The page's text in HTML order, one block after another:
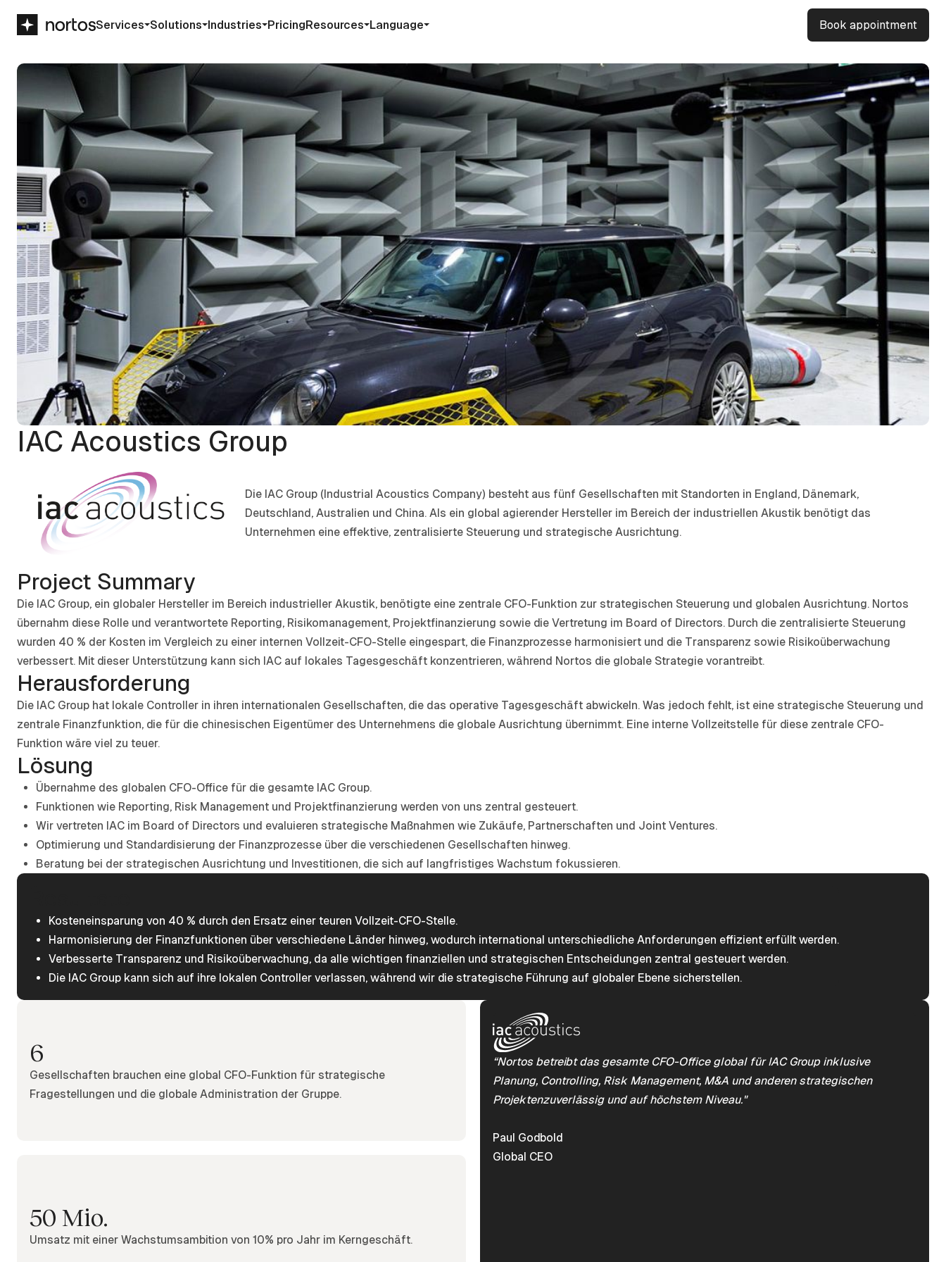
Services Solutions Industries PricingResources Language Book appointment
IAC Acoustics Group
Die IAC Group (Industrial Acoustics Company) besteht aus fünf Gesellschaften mit Standorten in England, Dänemark,
Deutschland, Australien und China. Als ein global agierender Hersteller im Bereich der industriellen Akustik benötigt das
Unternehmen eine effektive, zentralisierte Steuerung und strategische Ausrichtung.
Project Summary
Die IAC Group, ein globaler Hersteller im Bereich industrieller Akustik, benötigte eine zentrale CFO-Funktion zur strategischen Steuerung und globalen Ausrichtung. Nortos
übernahm diese Rolle und verantwortete Reporting, Risikomanagement, Projektfinanzierung sowie die Vertretung im Board of Directors. Durch die zentralisierte Steuerung
wurden 40 % der Kosten im Vergleich zu einer internen Vollzeit-CFO-Stelle eingespart, die Finanzprozesse harmonisiert und die Transparenz sowie Risikoüberwachung
verbessert. Mit dieser Unterstützung kann sich IAC auf lokales Tagesgeschäft konzentrieren, während Nortos die globale Strategie vorantreibt.
Herausforderung
Die IAC Group hat lokale Controller in ihren internationalen Gesellschaften, die das operative Tagesgeschäft abwickeln. Was jedoch fehlt, ist eine strategische Steuerung und
zentrale Finanzfunktion, die für die chinesischen Eigentümer des Unternehmens die globale Ausrichtung übernimmt. Eine interne Vollzeitstelle für diese zentrale CFO-
Funktion wäre viel zu teuer.
Lösung
Übernahme des globalen CFO-Office für die gesamte IAC Group.
Funktionen wie Reporting, Risk Management und Projektfinanzierung werden von uns zentral gesteuert.
Wir vertreten IAC im Board of Directors und evaluieren strategische Maßnahmen wie Zukäufe, Partnerschaften und Joint Ventures.
Optimierung und Standardisierung der Finanzprozesse über die verschiedenen Gesellschaften hinweg.
Beratung bei der strategischen Ausrichtung und Investitionen, die sich auf langfristiges Wachstum fokussieren.
Kosteneinsparung von 40 % durch den Ersatz einer teuren Vollzeit-CFO-Stelle.
Harmonisierung der Finanzfunktionen über verschiedene Länder hinweg, wodurch international unterschiedliche Anforderungen effizient erfüllt werden.
Verbesserte Transparenz und Risikoüberwachung, da alle wichtigen finanziellen und strategischen Entscheidungen zentral gesteuert werden.
Die IAC Group kann sich auf ihre lokalen Controller verlassen, während wir die strategische Führung auf globaler Ebene sicherstellen.
6
Gesellschaften brauchen eine global CFO-Funktion für strategische
Fragestellungen und die globale Administration der Gruppe.
“Nortos betreibt das gesamte CFO-Office global für IAC Group inklusive
Planung, Controlling, Risk Management, M&A und anderen strategischen
Projektenzuverlässig und auf höchstem Niveau."
Paul Godbold
Global CEO
50 Mio.
Umsatz mit einer Wachstumsambition von 10% pro Jahr im Kerngeschäft.